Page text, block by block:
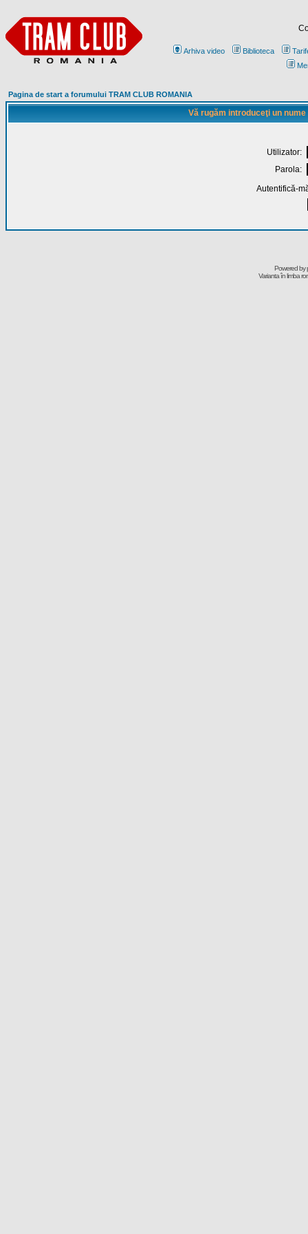
Arhiva video Biblioteca
Pagina de start a forumului TRAM CLUB ROMANIA
Vă rugăm introduceţi un
Utilizator:
Parola:
Autentifică-
Powered by
Varianta în limba